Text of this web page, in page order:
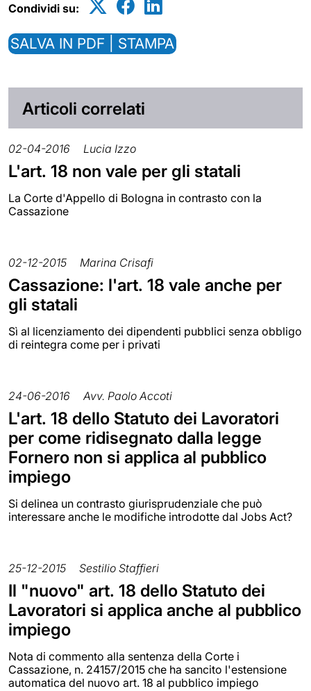
Condividi su:
SALVA IN PDF | STAMPA
Articoli correlati
02-04-2016 Lucia Izzo
L'art. 18 non vale per gli statali
La Corte d'Appello di Bologna in contrasto con la
Cassazione
02-12-2015 Marina Crisafi
Cassazione: l'art. 18 vale anche per
gli statali
Sì al licenziamento dei dipendenti pubblici senza obbligo
di reintegra come per i privati
24-06-2016 Avv. Paolo Accoti
L'art. 18 dello Statuto dei Lavoratori
per come ridisegnato dalla legge
Fornero non si applica al pubblico
impiego
Si delinea un contrasto giurisprudenziale che può
interessare anche le modifiche introdotte dal Jobs Act?
25-12-2015 Sestilio Staffieri
Il "nuovo" art. 18 dello Statuto dei
Lavoratori si applica anche al pubblico
impiego
Nota di commento alla sentenza della Corte i
Cassazione, n. 24157/2015 che ha sancito l'estensione
automatica del nuovo art. 18 al pubblico impiego